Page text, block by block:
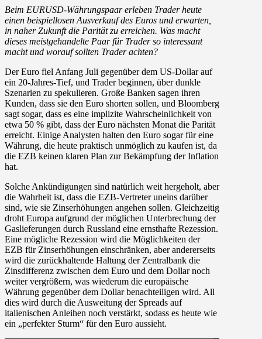
Beim EURUSD-Währungspaar erleben Trader heute
einen beispiellosen Ausverkauf des Euros und erwarten,
in naher Zukunft die Parität zu erreichen. Was macht
dieses meistgehandelte Paar für Trader so interessant
macht und worauf sollten Trader achten?
Der Euro fiel Anfang Juli gegenüber dem US-Dollar auf
ein 20-Jahres-Tief, und Trader beginnen, über dunkle
Szenarien zu spekulieren. Große Banken sagen ihren
Kunden, dass sie den Euro shorten sollen, und Bloomberg
sagt sogar, dass es eine implizite Wahrscheinlichkeit von
etwa 50 % gibt, dass der Euro nächsten Monat die Parität
erreicht. Einige Analysten halten den Euro sogar für eine
Währung, die heute praktisch unmöglich zu kaufen ist, da
die EZB keinen klaren Plan zur Bekämpfung der Inflation
hat.
Solche Ankündigungen sind natürlich weit hergeholt, aber
die Wahrheit ist, dass die EZB-Vertreter uneins darüber
sind, wie sie Zinserhöhungen angehen sollen. Gleichzeitig
droht Europa aufgrund der möglichen Unterbrechung der
Gaslieferungen durch Russland eine ernsthafte Rezession.
Eine mögliche Rezession wird die Möglichkeiten der
EZB für Zinserhöhungen einschränken, aber andererseits
wird die zurückhaltende Haltung der Zentralbank die
Zinsdifferenz zwischen dem Euro und dem Dollar noch
weiter vergrößern, was wiederum die europäische
Währung gegenüber dem Dollar benachteiligen wird. All
dies wird durch die Ausweitung der Spreads auf
italienischen Anleihen noch verstärkt, sodass es heute wie
ein „perfekter Sturm“ für den Euro aussieht.